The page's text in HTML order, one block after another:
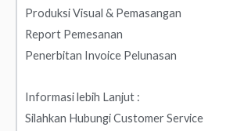
Produksi Visual & Pemasangan
Report Pemesanan
Penerbitan Invoice Pelunasan
Informasi lebih Lanjut :
Silahkan Hubungi Customer Service